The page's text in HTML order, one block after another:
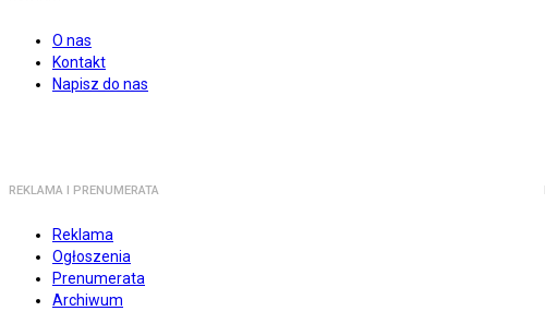
O nas
Kontakt
Napisz do nas
REKLAMA I PRENUMERATA
Reklama
Ogłoszenia
Prenumerata
Archiwum